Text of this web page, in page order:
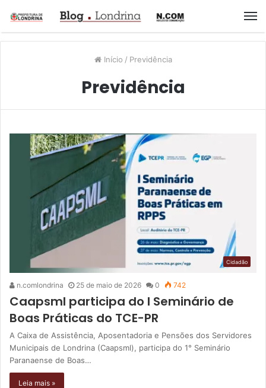
Início / Previdência
Previdência
Cidadão
n.comlondrina 25 de maio de 2026 0 742
Caapsml participa do I Seminário de
Boas Práticas do TCE-PR
A Caixa de Assistência, Aposentadoria e Pensões dos Servidores
Municipais de Londrina (Caapsml), participa do 1° Seminário
Paranaense de Boas…
Leia mais »